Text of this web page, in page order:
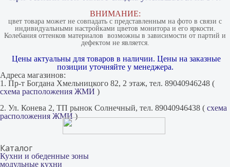
ВНИМАНИЕ:
цвет товара может не совпадать с представленным на фото в связи с
индивидуальными настройками цветов монитора и его яркости.
Колебания оттенков материалов​ ​ возможны в зависимости от партий и
дефектом не является.
Цены актуальны для товаров в наличии. Цены на заказные
позиции уточняйте у менеджера.
Адреса магазинов:
1. Пр-т Богдана Хмельницкого 82, 2 этаж, тел. 89040946248 (
схема расположения ЖМИ )
2. Ул. Конева 2, ТП рынок Солнечный, тел. 89040946438 ( схема
расположения ЖМИ)
Каталог
Кухни и обеденные зоны
модульные кухни